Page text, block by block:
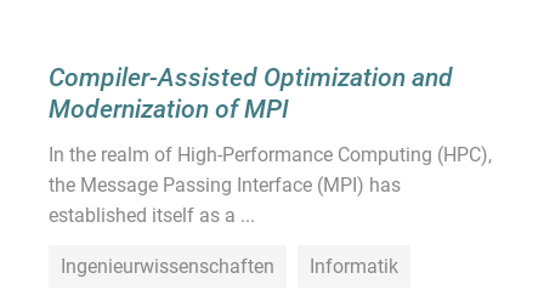
Compiler-Assisted Optimization and
Modernization of MPI
In the realm of High-Performance Computing (HPC),
the Message Passing Interface (MPI) has
established itself as a ...
Ingenieurwissenschaften Informatik